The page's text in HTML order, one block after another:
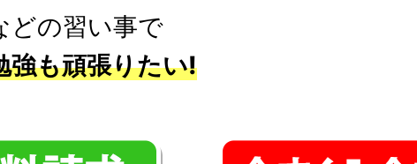
どの習い事で
強も頑張りたい!